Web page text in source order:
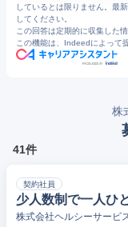
しているとは限りません。最
してください。
この回答は定期的に収集した
この機能は、Indeedによって
株
41件
契約社員
少人数制で一人ひ
株式会社ヘルシーサービ